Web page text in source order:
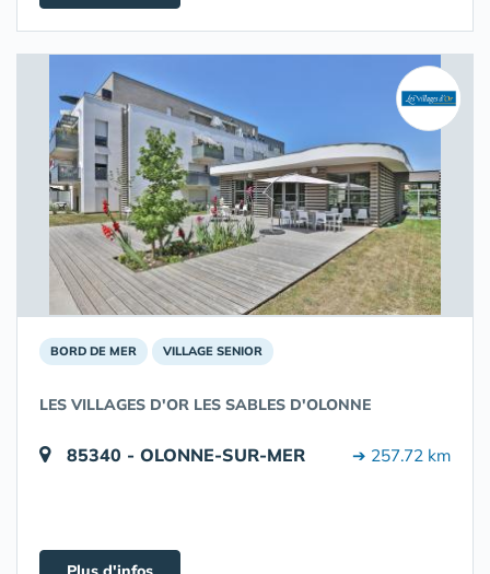
BORD DE MER VILLAGE SENIOR
LES VILLAGES D'OR LES SABLES D'OLONNE
85340 - OLONNE-SUR-MER ➔ 257.72 km